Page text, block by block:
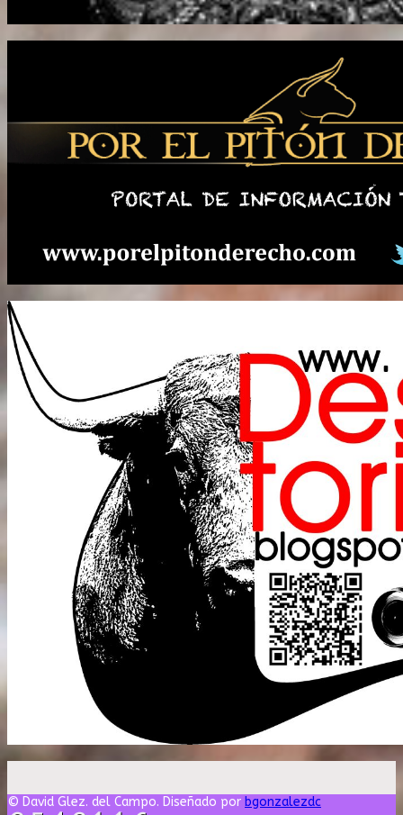
© David Glez. del Campo. Diseñado por bgonzalezdc